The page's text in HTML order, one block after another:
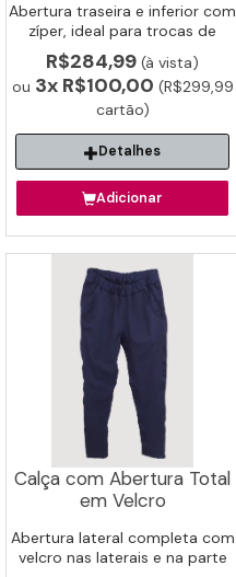
Abertura traseira e inferior com
zíper, ideal para trocas de
fralda e higiene facilitada.
R$284,99 (à vista)
ou 3x R$100,00 (R$299,99
cartão)
Detalhes
Adicionar
Calça com Abertura Total
em Velcro
Abertura lateral completa com
velcro nas laterais e na parte